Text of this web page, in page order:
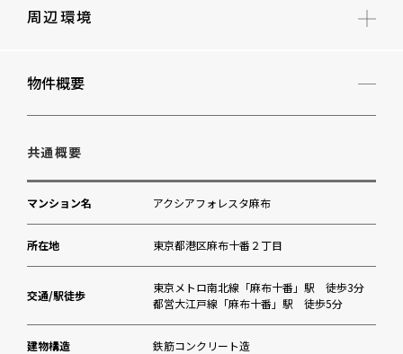
周辺環境
六本木中学校
麻布山幼稚園
十番クリニック（内科等）
Bio c’ Bon・PICARD
物件概要
共通概要
マンション名 アクシアフォレスタ麻布
所在地 東京都港区麻布十番２丁目
交通/駅徒歩
東京メトロ南北線「麻布十番」駅 徒歩3分
都営大江戸線「麻布十番」駅 徒歩5分
建物構造 鉄筋コンクリート造